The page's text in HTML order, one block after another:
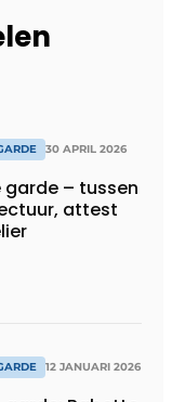
30 APRIL 2026
garde – tussen
attest
12 JANUARI 2026